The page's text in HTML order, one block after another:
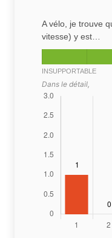
A vélo, je trouve
vitesse) y est…
INSUPPORTABLE
Dans le détail,